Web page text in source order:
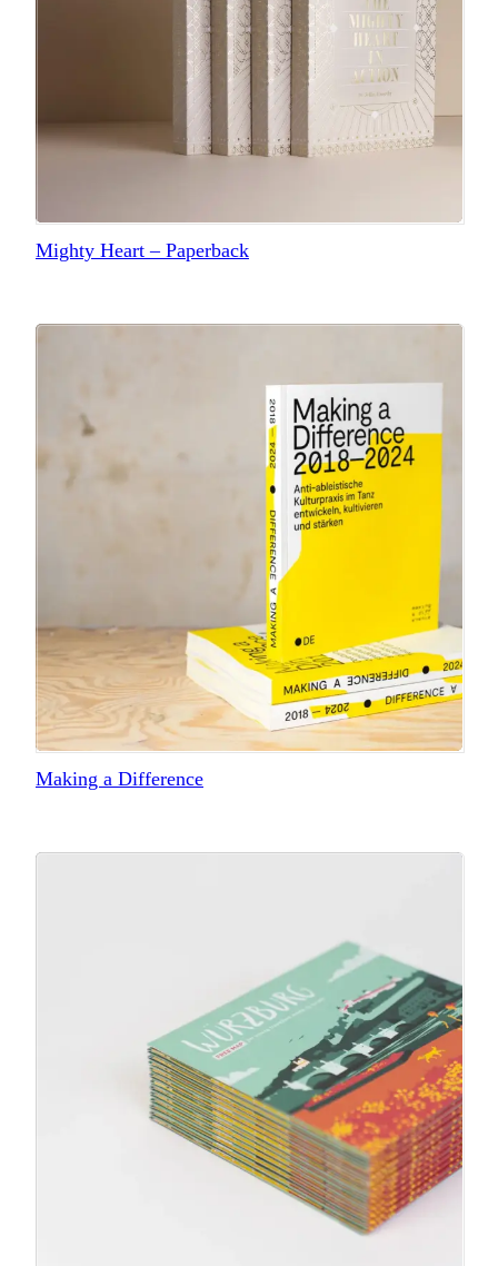
Mighty Heart – Paperback
Making a Difference